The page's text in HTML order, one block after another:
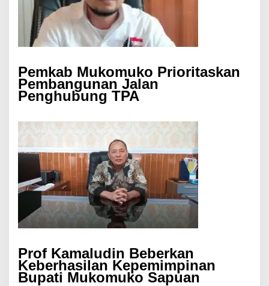
Pemkab Mukomuko Prioritaskan
Pembangunan Jalan
Penghubung TPA
Prof Kamaludin Beberkan
Keberhasilan Kepemimpinan
Bupati Mukomuko Sapuan